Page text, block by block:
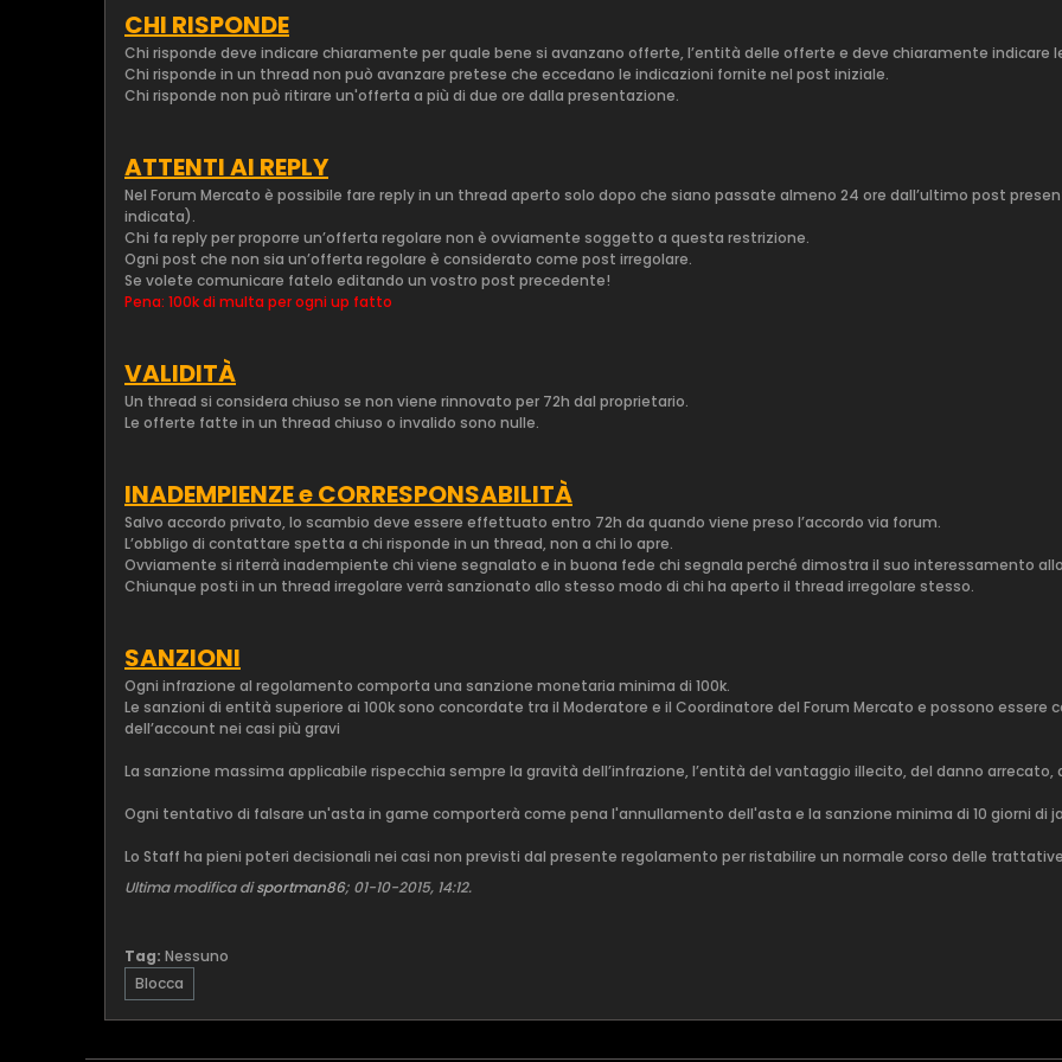
CHI RISPONDE
Chi risponde deve indicare chiaramente per quale bene si avanzano offerte, l’entità delle offerte e deve chiaramente indicare
Chi risponde in un thread non può avanzare pretese che eccedano le indicazioni fornite nel post iniziale.
Chi risponde non può ritirare un'offerta a più di due ore dalla presentazione.
ATTENTI AI REPLY
Nel Forum Mercato è possibile fare reply in un thread aperto solo dopo che siano passate almeno 24 ore dall’ultimo post
indicata).
Chi fa reply per proporre un’offerta regolare non è ovviamente soggetto a questa restrizione.
Ogni post che non sia un’offerta regolare è considerato come post irregolare.
Se volete comunicare fatelo editando un vostro post precedente!
Pena: 100k di multa per ogni up fatto
VALIDITÀ
Un thread si considera chiuso se non viene rinnovato per 72h dal proprietario.
Le offerte fatte in un thread chiuso o invalido sono nulle.
INADEMPIENZE e CORRESPONSABILITÀ
Salvo accordo privato, lo scambio deve essere effettuato entro 72h da quando viene preso l’accordo via forum.
L’obbligo di contattare spetta a chi risponde in un thread, non a chi lo apre.
Ovviamente si riterrà inadempiente chi viene segnalato e in buona fede chi segnala perché dimostra il suo interessamento
Chiunque posti in un thread irregolare verrà sanzionato allo stesso modo di chi ha aperto il thread irregolare stesso.
SANZIONI
Ogni infrazione al regolamento comporta una sanzione monetaria minima di 100k.
Le sanzioni di entità superiore ai 100k sono concordate tra il Moderatore e il Coordinatore del Forum Mercato e possono essere
dell’account nei casi più gravi
La sanzione massima applicabile rispecchia sempre la gravità dell’infrazione, l’entità del vantaggio illecito, del danno arrecato,
Ogni tentativo di falsare un'asta in game comporterà come pena l'annullamento dell'asta e la sanzione minima di 10 giorni di
Lo Staff ha pieni poteri decisionali nei casi non previsti dal presente regolamento per ristabilire un normale corso delle
Ultima modifica disportman86; 01-10-2015, 14:12.
Tag: Nessuno
Blocca